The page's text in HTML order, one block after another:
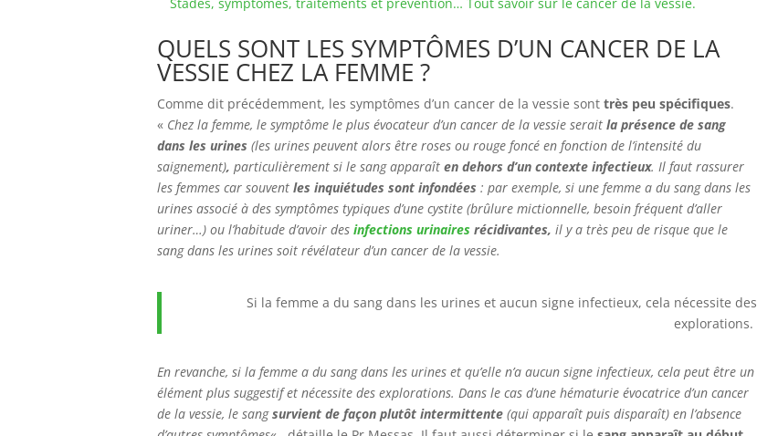
QUELS SONT LES SYMPTÔMES D’UN CANCER DE LA
VESSIE CHEZ LA FEMME ?
Comme dit précédemment, les symptômes d’un cancer de la vessie sont très peu spécifiques.
« Chez la femme, le symptôme le plus évocateur d’un cancer de la vessie serait la présence de sang
dans les urines (les urines peuvent alors être roses ou rouge foncé en fonction de l’intensité du
saignement), particulièrement si le sang apparaît en dehors d’un contexte infectieux. Il faut rassurer
les femmes car souvent les inquiétudes sont infondées : par exemple, si une femme a du sang dans les
urines associé à des symptômes typiques d’une cystite (brûlure mictionnelle, besoin fréquent d’aller
uriner…) ou l’habitude d’avoir des infections urinaires récidivantes, il y a très peu de risque que le
sang dans les urines soit révélateur d’un cancer de la vessie.
Si la femme a du sang dans les urines et aucun signe infectieux, cela nécessite des
explorations.
En revanche, si la femme a du sang dans les urines et qu’elle n’a aucun signe infectieux, cela peut être un
élément plus suggestif et nécessite des explorations. Dans le cas d’une hématurie évocatrice d’un cancer
de la vessie, le sangsurvient de façon plutôt intermittente (qui apparaît puis disparaît) en l’absence